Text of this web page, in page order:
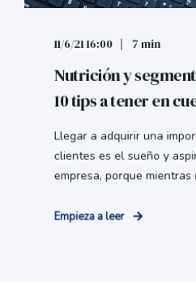
11/6/21 16:00 7 min
Nutrición y
10 tips a tener en
Llegar a adquirir una
clientes es el sueño y
empresa, porque mientras
Empieza a leer